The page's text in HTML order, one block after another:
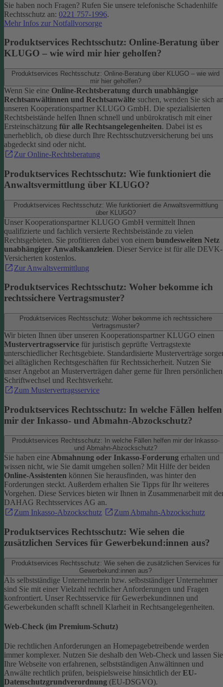
Sie haben noch Fragen? Rufen Sie unsere telefonische Schadenhilfe
Rechtsschutz an: 0221 757-1996.
Mehr Infos zur Notfallvorsorge
Produktservices Rechtsschutz: Online-Beratung über
KLUGO – wie wird mir hier geholfen?
Produktservices Rechtsschutz: Online-Beratung über KLUGO – wie wird
mir hier geholfen?
Wenn Sie eine Online-Rechtsberatung durch unabhängige
Rechtsanwältinnen und Rechtsanwälte suchen, wenden Sie sich
unseren Kooperationspartner KLUGO GmbH. Die spezialisierten
Rechtsbeistände helfen Ihnen schnell und unbürokratisch mit einer
Ersteinschätzung für alle Rechtsangelegenheiten. Dabei ist es
unerheblich, ob diese durch Ihre Rechtsschutzversicherung bei uns
abgedeckt sind oder nicht.
Zur Online-Rechtsberatung
Produktservices Rechtsschutz: Wie funktioniert die
Anwaltsvermittlung über KLUGO?
Produktservices Rechtsschutz: Wie funktioniert die Anwaltsvermittlung
über KLUGO?
Unser Kooperationspartner KLUGO GmbH vermittelt Ihnen
qualifizierte und fachlich versierte Rechtsbeistände zu vielen
Rechtsgebieten. Sie profitieren dabei von einem bundesweiten Netz
unabhängiger Anwaltskanzleien. Dieser Service ist für alle DEVK-
Versicherten kostenlos.
Zur Anwaltsvermittlung
Produktservices Rechtsschutz: Woher bekomme ich
rechtssichere Vertragsmuster?
Produktservices Rechtsschutz: Woher bekomme ich rechtssichere
Vertragsmuster?
Wir bieten Ihnen über unseren Kooperationspartner KLUGO einen
Mustervertragsservice für juristisch geprüfte Vertragstexte
unterschiedlicher Rechtsgebiete. Standardisierte Musterverträge
bei alltäglichen Rechtsgeschäften für Rechtssicherheit. Nutzen Sie
unser Angebot an Musterverträgen daher gerne für Ihren persönlichen
Schriftwechsel und Rechtsverkehr.
Zum Mustervertragsservice
Produktservices Rechtsschutz: In welche Fällen helfen
mir der Inkasso- und Abmahn-Abzockschutz?
Produktservices Rechtsschutz: In welche Fällen helfen mir der Inkasso-
und Abmahn-Abzockschutz?
Sie haben eineAbmahnung oder Inkasso-Forderung erhalten und
wissen nicht, wie Sie damit umgehen sollen? Mit Hilfe der beiden
Online-Assistenten können Sie herausfinden, was hinter den
Forderungen steckt. Außerdem erhalten Sie Tipps für Ihr weiteres
Vorgehen. Diese Services bieten wir Ihnen in Zusammenarbeit mit
DAHAG Rechtsservices AG an.
Zum Inkasso-Abzockschutz
Zum Abmahn-Abzockschutz
Produktservices Rechtsschutz: Wie sehen die
zusätzlichen Services für Gewerbekund:innen aus?
Produktservices Rechtsschutz: Wie sehen die zusätzlichen Services für
Gewerbekund:innen aus?
Als selbstständige Unternehmerin bzw. selbstständiger Unternehmer
sind Sie mit einer Vielzahl rechtlicher Anforderungen und Fragen
konfrontiert. Unser Rechtsservice für Gewerbekundinnen und
Gewerbekunden schafft schnell Klarheit in Rechtsangelegenheiten.
Web-Check (im Premium-Schutz)
Die rechtlichen Anforderungen an Homepagebetreibende werden
immer komplexer. Nutzen Sie deshalb den Web-Check und lassen Sie
Ihre Webseite von erfahrenen, selbstständigen Anwältinnen und
Anwälte rechtlich prüfen, beispielsweise hinsichtlich der EU-
Datenschutzgrundverordnung (EU-DSGVO).